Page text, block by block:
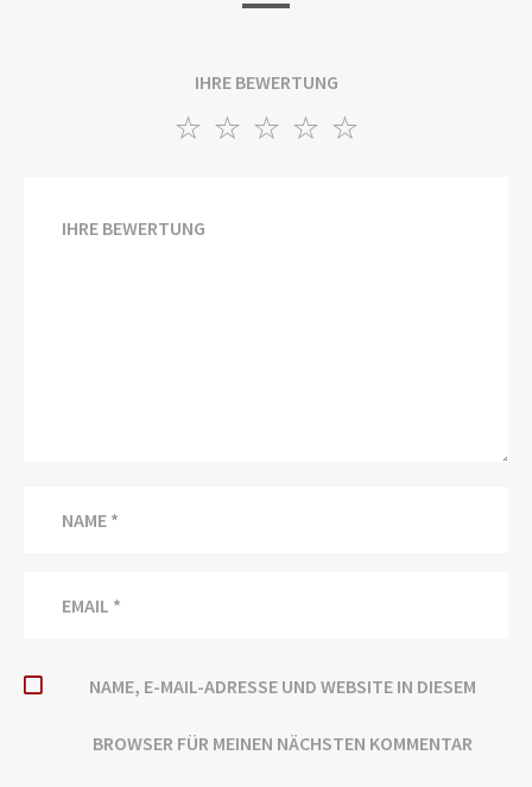
IHRE BEWERTUNG
NAME, E-MAIL-ADRESSE UND WEBSITE IN DIESEM
BROWSER FÜR MEINEN NÄCHSTEN KOMMENTAR